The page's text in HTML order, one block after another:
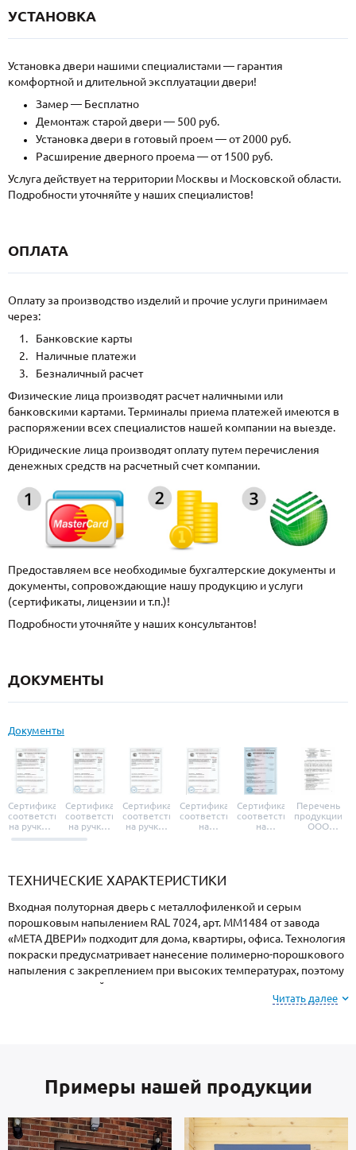
УСТАНОВКА
Установка двери нашими специалистами — гарантия
комфортной и длительной эксплуатации двери!
Замер — Бесплатно
Демонтаж старой двери — 500 руб.
Установка двери в готовый проем — от 2000 руб.
Расширение дверного проема — от 1500 руб.
Услуга действует на территории Москвы и Московской области.
Подробности уточняйте у наших специалистов!
ОПЛАТА
Оплату за производство изделий и прочие услуги принимаем
через:
Банковские карты
Наличные платежи
Безналичный расчет
Физические лица производят расчет наличными или
банковскими картами. Терминалы приема платежей имеются в
распоряжении всех специалистов нашей компании на выезде.
Юридические лица производят оплату путем перечисления
денежных средств на расчетный счет компании.
Предоставляем все необходимые бухгалтерские документы и
документы, сопровождающие нашу продукцию и услуги
(сертификаты, лицензии и т.п.)!
Подробности уточняйте у наших консультантов!
ДОКУМЕНТЫ
Документы
Сертификат
соответствия
на ручки и
броненакладки
Сертификат
соответствия
на ручки-
защелки
Сертификат
соответствия
на ручки-
Сертификат
соответствия
на
Сертификат
соответствия
на
Перечень
продукции
ООО
ТЕХНИЧЕСКИЕ ХАРАКТЕРИСТИКИ
Входная полуторная дверь с металлофиленкой и серым
порошковым напылением RAL 7024, арт. ММ1484 от завода
«МЕТА ДВЕРИ» подходит для дома, квартиры, офиса. Технология
покраски предусматривает нанесение полимерно-порошкового
напыления с закреплением при высоких температурах, поэтому
поверхность устойчива к механическим повреждениям,
представленных на сайте или из образцов у
специалиста по замерам.
Читать далее
Примеры нашей продукции